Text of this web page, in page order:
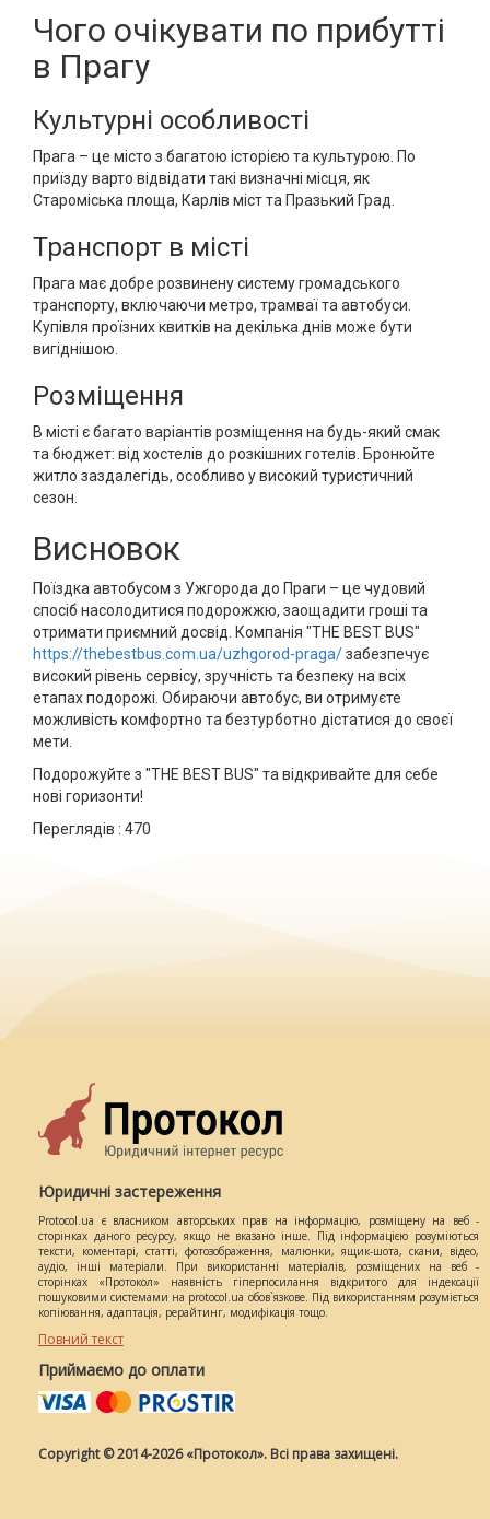
Чого очікувати по прибутті
в Прагу
Культурні особливості
Прага – це місто з багатою історією та культурою. По
приїзду варто відвідати такі визначні місця, як
Староміська площа, Карлів міст та Празький Град.
Транспорт в місті
Прага має добре розвинену систему громадського
транспорту, включаючи метро, трамваї та автобуси.
Купівля проїзних квитків на декілька днів може бути
вигіднішою.
Розміщення
В місті є багато варіантів розміщення на будь-який смак
та бюджет: від хостелів до розкішних готелів. Бронюйте
житло заздалегідь, особливо у високий туристичний
сезон.
Висновок
Поїздка автобусом з Ужгорода до Праги – це чудовий
спосіб насолодитися подорожжю, заощадити гроші та
отримати приємний досвід. Компанія "THE BEST BUS"
https://thebestbus.com.ua/uzhgorod-praga/забезпечує
високий рівень сервісу, зручність та безпеку на всіх
етапах подорожі. Обираючи автобус, ви отримуєте
можливість комфортно та безтурботно дістатися до своєї
мети.
Подорожуйте з "THE BEST BUS" та відкривайте для себе
нові горизонти!
Переглядів : 470
Юридичні застереження
Protocol.ua є власником авторських прав на інформацію, розміщену на веб -
сторінках даного ресурсу, якщо не вказано інше. Під інформацією розуміються
тексти, коментарі, статті, фотозображення, малюнки, ящик-шота, скани, відео,
аудіо, інші матеріали. При використанні матеріалів, розміщених на веб -
сторінках «Протокол» наявність гіперпосилання відкритого для індексації
пошуковими системами на protocol.ua обов`язкове. Під використанням розуміється
копіювання, адаптація, рерайтинг, модифікація тощо.
Повний текст
Приймаємо до оплати
Copyright © 2014-2026 «Протокол». Всі права захищені.